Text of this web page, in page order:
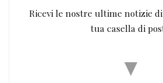
Ricevi le nostre ultime notizie
tua casella di